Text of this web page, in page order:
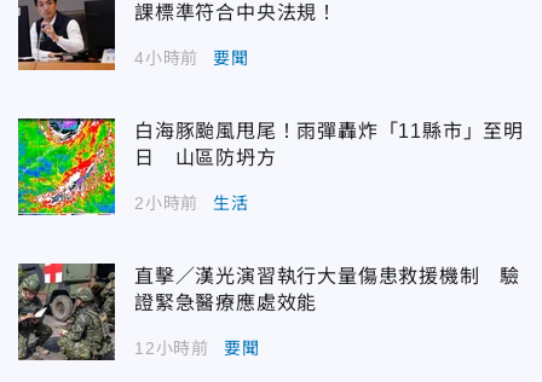
課標準符合中央法規！
4小時前 要聞
白海豚颱風甩尾！雨彈轟炸「11縣市」至明
日 山區防坍方
2小時前 生活
直擊／漢光演習執行大量傷患救援機制 驗
證緊急醫療應處效能
12小時前 要聞